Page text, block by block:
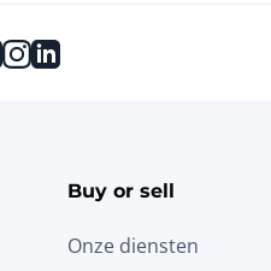
facebook
instagram
linkedin
Buy or sell
Onze diensten